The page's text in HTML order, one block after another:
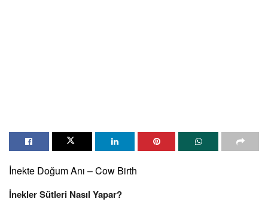
İnekte Doğum Anı – Cow Birth
İnekler Sütleri Nasıl Yapar?